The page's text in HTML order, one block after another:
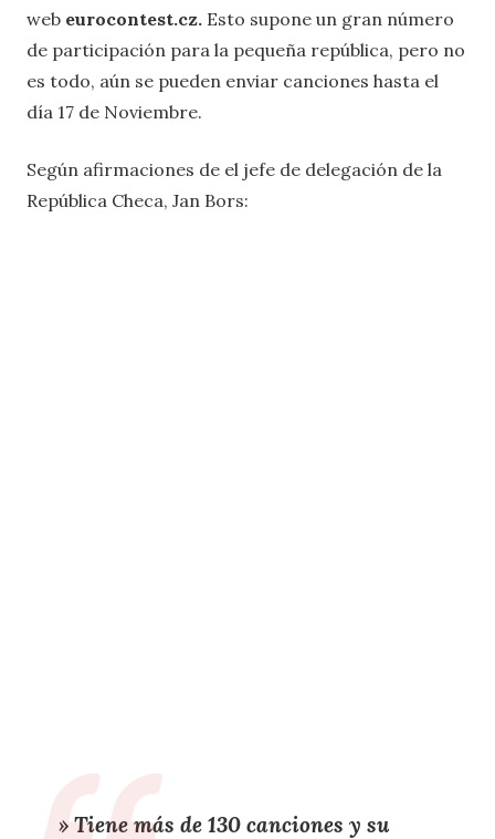
web eurocontest.cz. Esto supone un gran número
de participación para la pequeña república, pero no
es todo, aún se pueden enviar canciones hasta el
día 17 de Noviembre.
Según afirmaciones de el jefe de delegación de la
República Checa, Jan Bors:
» Tiene más de 130 canciones y su